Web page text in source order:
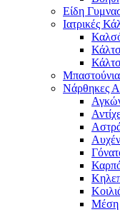
Είδη
Ιατρικές
Μπαστούνια
Νάρθηκες
Μέση